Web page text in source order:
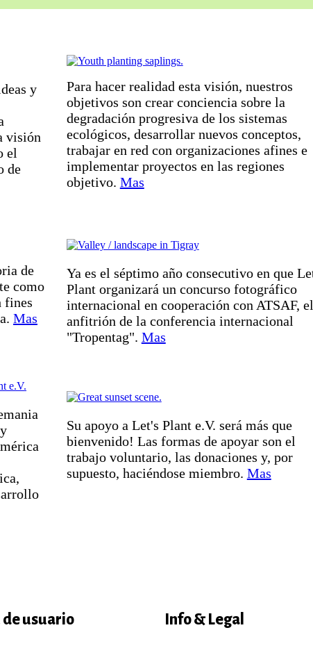
y
visión
el
de
Para hacer realidad esta visión, nuestros
objetivos son crear conciencia sobre la
degradación progresiva de los sistemas
ecológicos, desarrollar nuevos conceptos,
trabajar en red con organizaciones afines e
implementar proyectos en las regiones
objetivo. Mas
de
como
fines
Mas
Ya es el séptimo año consecutivo en que
Plant organizará un concurso fotográfico
internacional en cooperación con ATSAF, el
anfitrión de la conferencia internacional
"Tropentag". Mas
Su apoyo a Let's Plant e.V. será más que
bienvenido! Las formas de apoyar son el
trabajo voluntario, las donaciones y, por
supuesto, haciéndose miembro. Mas
usuario Info & Legal